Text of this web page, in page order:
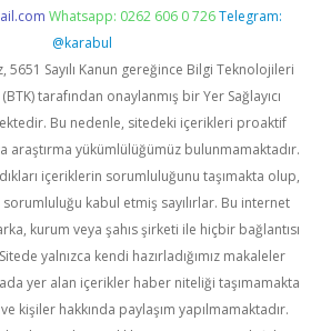
Whatsapp: 0262 606 0 726 Telegram:
@karabul
5651 Sayılı Kanun gereğince Bilgi Teknolojileri
tarafından onaylanmış bir Yer Sağlayıcı
Bu nedenle, sitedeki içerikleri proaktif
araştırma yükümlülüğümüz bulunmamaktadır.
içeriklerin sorumluluğunu taşımakta olup,
kabul etmiş sayılırlar. Bu internet
kurum veya şahıs şirketi ile hiçbir bağlantısı
yalnızca kendi hazırladığımız makaleler
yer alan içerikler haber niteliği taşımamakta
kişiler hakkında paylaşım yapılmamaktadır.